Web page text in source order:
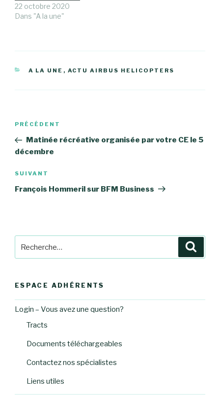
22 octobre 2020
Dans "A la une"
CATÉGORIES
A LA UNE , ACTU AIRBUS HELICOPTERS
Navigation
l’article
Article
précédent
PRÉCÉDENT
Matinée récréative organisée par votre CE le 5
décembre
Article
suivant
SUIVANT
François Hommeril sur BFM Business
ESPACE ADHÉRENTS
Login – Vous avez une question?
Tracts
Documents téléchargeables
Contactez nos spécialistes
Liens utiles